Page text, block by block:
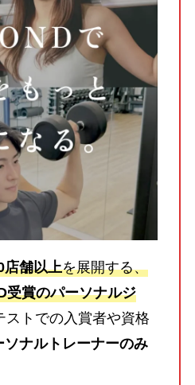
店舗以上を展開する、
受賞のパーソナルジ
ストでの入賞者や資格
ソナルトレーナーのみ